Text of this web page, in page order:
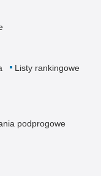
Listy rankingowe
podprogowe